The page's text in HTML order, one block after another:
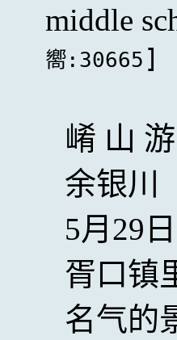
middle
嚮:30665 ]
崤 山
余银川
5月29
胥口镇
名气的